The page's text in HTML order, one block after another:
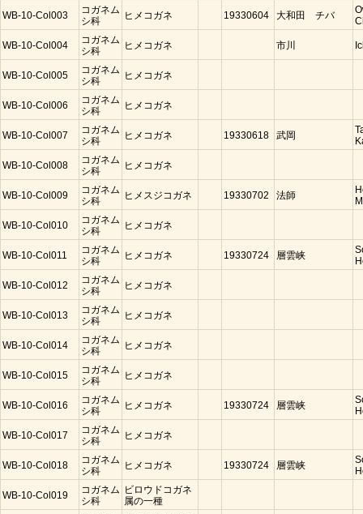
WB-10-Col003
コガネム
シ科
ヒメコガネ 19330604 大和田 チバ
WB-10-Col004
コガネム
シ科
ヒメコガネ 市川
WB-10-Col005
コガネム
シ科
ヒメコガネ
WB-10-Col006
コガネム
シ科
ヒメコガネ
WB-10-Col007
コガネム
シ科
ヒメコガネ 19330618 武岡
WB-10-Col008
コガネム
シ科
ヒメコガネ
WB-10-Col009
コガネム
シ科
ヒメスジコガネ 19330702 法師
WB-10-Col010
コガネム
シ科
ヒメコガネ
WB-10-Col011
コガネム
シ科
ヒメコガネ 19330724 層雲峡
WB-10-Col012
コガネム
シ科
ヒメコガネ
WB-10-Col013
コガネム
シ科
ヒメコガネ
WB-10-Col014
コガネム
シ科
ヒメコガネ
WB-10-Col015
コガネム
シ科
ヒメコガネ
WB-10-Col016
コガネム
シ科
ヒメコガネ 19330724 層雲峡
WB-10-Col017
コガネム
シ科
ヒメコガネ
WB-10-Col018
コガネム
シ科
ヒメコガネ 19330724 層雲峡
WB-10-Col019
コガネム
シ科
ビロウドコガネ
属の一種